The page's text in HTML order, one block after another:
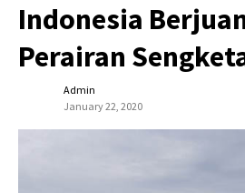
Indonesia
Perairan
Admin
January 22, 2020